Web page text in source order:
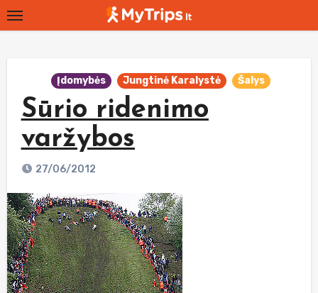
Skip
to
Įdomybės Jungtinė Karalystė Šalys
Sūrio ridenimo
varžybos
27/06/2012